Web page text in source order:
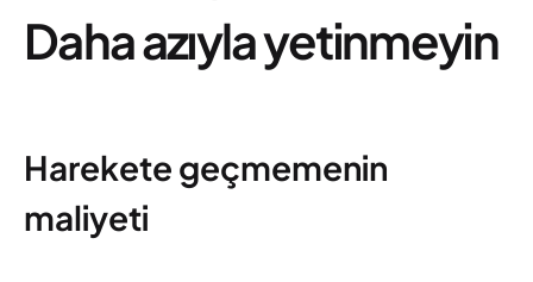
Daha azıyla yetinmeyin
Harekete geçmemenin
maliyeti